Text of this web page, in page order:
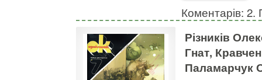
Коментарів: 2.
Різників
Гнат,
Паламарчук